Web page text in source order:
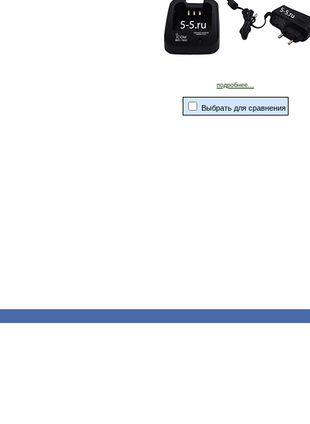
подробнее...
Выбрать для сравнения